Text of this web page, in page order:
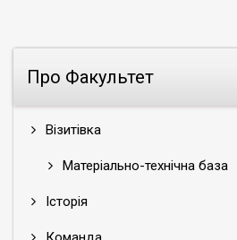
Про Факультет
Візитівка
Матеріально-технічна база
Історія